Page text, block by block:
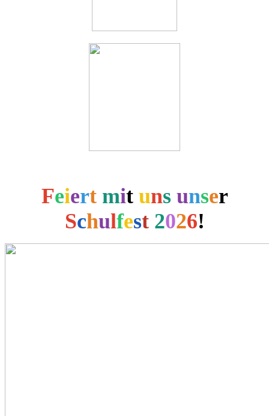
Feiert mit uns unser
Schulfest 2026!